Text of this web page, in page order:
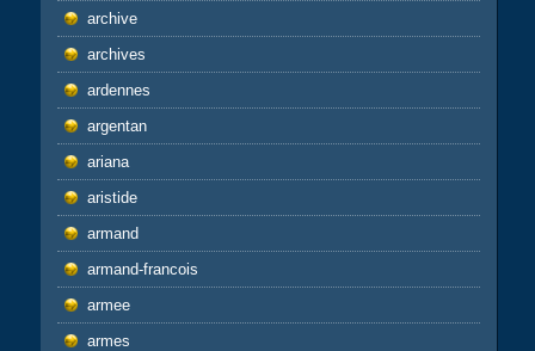
archive
archives
ardennes
argentan
ariana
aristide
armand
armand-francois
armee
armes